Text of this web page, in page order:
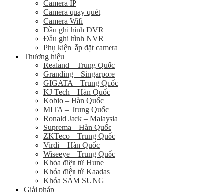
Camera IP
Camera quay quét
Camera Wifi
Đầu ghi hình DVR
Đầu ghi hình NVR
Phụ kiện lắp đặt camera
Thương hiệu
Realand – Trung Quốc
Granding – Singarpore
GIGATA – Trung Quốc
KJ Tech – Hàn Quốc
Kobio – Hàn Quốc
MITA – Trung Quốc
Ronald Jack – Malaysia
Suprema – Hàn Quốc
ZKTeco – Trung Quốc
Virdi – Hàn Quốc
Wiseeye – Trung Quốc
Khóa điện tử Hune
Khóa điện tử Kaadas
Khóa SAM SUNG
Giải pháp